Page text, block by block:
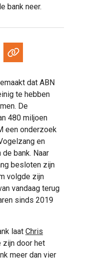
bank neer.
dat ABN
te hebben
De
480 miljoen
een onderzoek
en
bank. Naar
besloten zijn
volgde zijn
vandaag terug
sinds 2019
laat Chris
zijn door het
meer dan vier